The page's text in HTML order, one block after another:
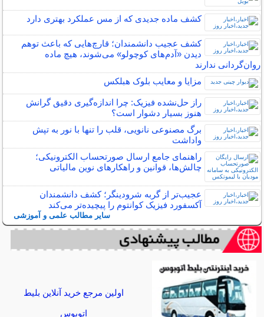
کشف ماده جدیدی که از مس عملکرد بهتری دارد
کشف عجیب دانشمندان؛ قارچ‌هایی که باعث توهم
دیدن «آدم‌های کوچولو» می‌شوند، هیچ ماده
روان‌گردانی ندارند
مزایا و معایب بلوک هبلکس
راز حل‌نشده فیزیک: چرا اندازه‌گیری دقیق گرانش
هنوز بسیار دشوار است؟
برگ مصنوعی نانویی، قلب را تنها با نور به تپش
واداشت
راهنمای جامع ارسال صورتحساب الکترونیکی؛
چالش‌ها، قوانین و راهکارهای نوین مالیاتی
عجیب‌تر از گربه شرودینگر؛ کشف دانشمندان
آکسفورد فیزیک کوانتوم را پیچیده‌تر می‌کند
سایر مطالب علمی و آموزشی
اولین مرجع خرید آنلاین بلیط
اتوبوس